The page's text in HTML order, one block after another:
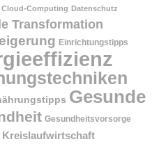
Cloud-Computing Datenschutz
Transformation
Einrichtungstipps
Gesunde
Gesundheitsvorsorge
Kreislaufwirtschaft